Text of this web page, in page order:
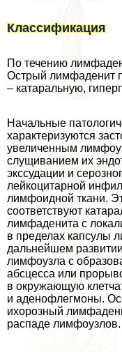
Классификация
По течению
Острый лимфаденит
– катаральную,
Начальные
хаpaктеризуются
увеличенным
слущиванием их
экссудации и
лейкоцитарной
лимфоидной ткани.
соответствуют
лимфаденита с
в пределах капсулы
дальнейшем
лимфоузла с
абсцесса или
в окружающую
и аденофлегмоны.
ихорозный
распаде лимфоузлов.